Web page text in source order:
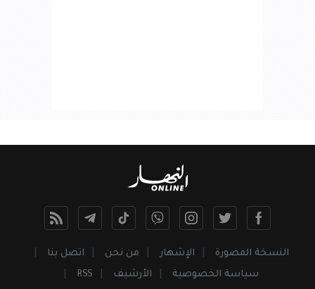
النسخة المصورة الإشهار من نحن
اتصل بنا
سياسة الخصوصية
الأرشيف
RSS